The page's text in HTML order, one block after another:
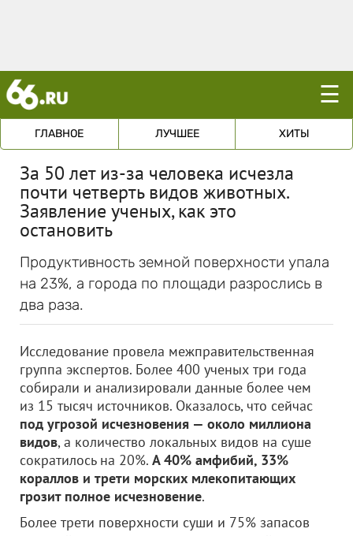
☰
ГЛАВНОЕ ЛУЧШЕЕ ХИТЫ
За 50 лет из-за человека исчезла
почти четверть видов животных.
Заявление ученых, как это
остановить
Продуктивность земной поверхности упала
на 23%, а города по площади разрослись в
два раза.
Исследование провела межправительственная
группа экспертов. Более 400 ученых три года
собирали и анализировали данные более чем
из 15 тысяч источников. Оказалось, что сейчас
под угрозой исчезновения — около миллиона
видов, а количество локальных видов на суше
сократилось на 20%. А 40% амфибий, 33%
кораллов и трети морских млекопитающих
грозит полное исчезновение.
Более трети поверхности суши и 75% запасов